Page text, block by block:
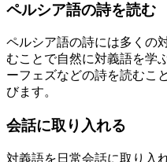
ペルシア語の詩を読む
ペルシア語の詩には多くの
むことで自然に対義語を学
ーフェズなどの詩を読むこ
びます。
会話に取り入れる
対義語を日常会話に取り入